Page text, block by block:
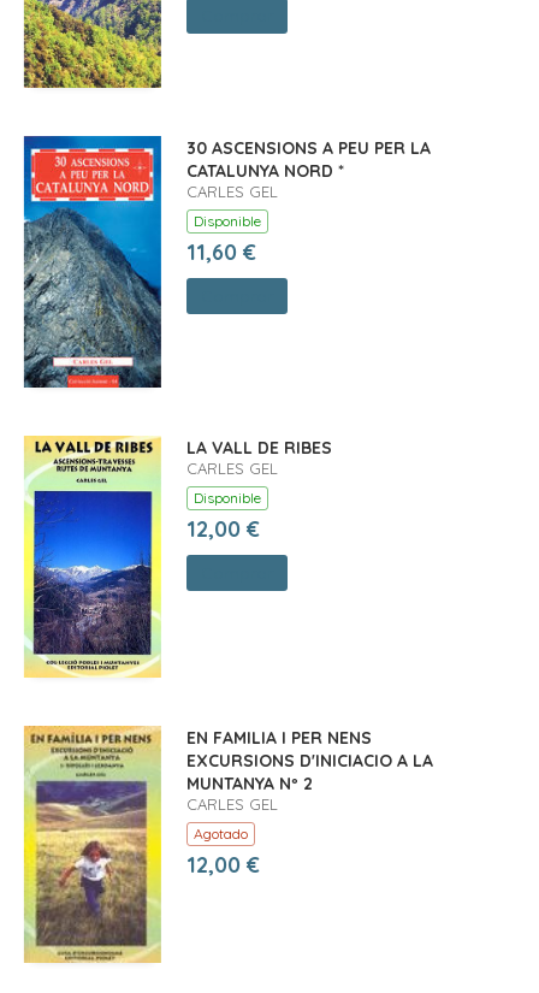
30 ASCENSIONS A PEU PER LA
CATALUNYA NORD *
CARLES GEL
Disponible
11,60 €
LA VALL DE RIBES
CARLES GEL
Disponible
12,00 €
EN FAMILIA I PER NENS
EXCURSIONS D'INICIACIO A LA
MUNTANYA Nº 2
CARLES GEL
Agotado
12,00 €